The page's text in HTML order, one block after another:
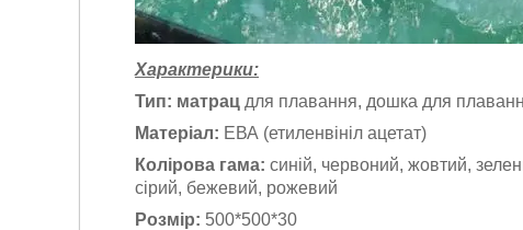
Характерики:
Тип: матрац для плавання, дошка для
Матеріал: ЕВА (етиленвініл ацетат)
Колірова гама: синій, червоний, жовтий,
сірий, бежевий, рожевий
Розмір: 500*500*30